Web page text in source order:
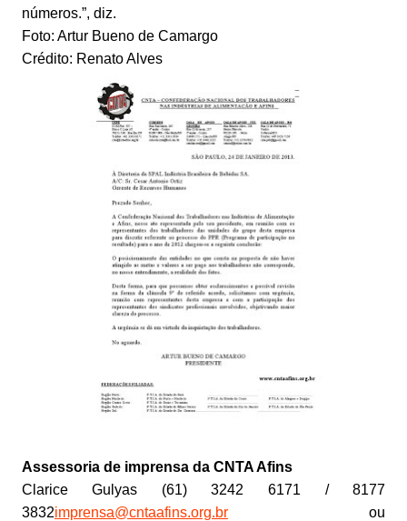
números.”, diz.
Foto: Artur Bueno de Camargo
Crédito: Renato Alves
Assessoria de imprensa da CNTA Afins
Clarice Gulyas (61) 3242 6171 / 8177
3832imprensa@cntaafins.org.brou